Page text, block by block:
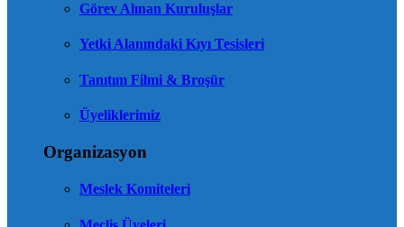
Görev Alınan Kuruluşlar
Yetki Alanındaki Kıyı Tesisleri
Tanıtım Filmi & Broşür
Üyeliklerimiz
Organizasyon
Meslek Komiteleri